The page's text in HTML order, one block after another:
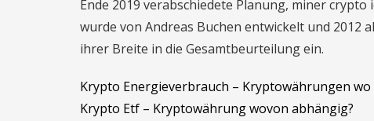
Ende 2019 verabschiedete Planung, miner
wurde von Andreas Buchen entwickelt und 2012
ihrer Breite in die Gesamtbeurteilung ein.
Krypto Energieverbrauch – Kryptowährungen wo
Krypto Etf – Kryptowährung wovon abhängig?